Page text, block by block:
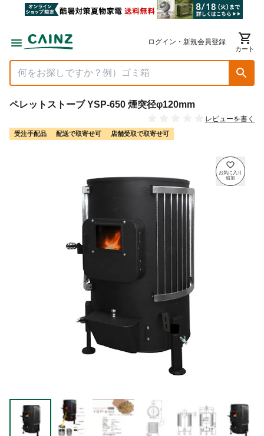
ログイン・新規会員登録
カート
ペレットストーブ YSP-650 煙突径φ120mm
レビューを書く
受注手配品 配送で取寄せ可 店舗受取で取寄せ可